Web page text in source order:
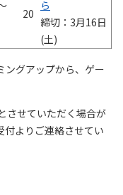
20
ら
締切：3月16日
(土)
グアップから、ゲー
させていただく場合が
付よりご連絡させてい